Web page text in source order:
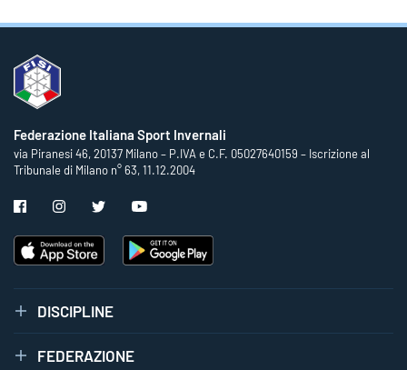
Federazione Italiana Sport Invernali
via Piranesi 46, 20137 Milano – P.IVA e C.F. 05027640159 – Iscrizione al
Tribunale di Milano n° 63, 11.12.2004
DISCIPLINE
FEDERAZIONE